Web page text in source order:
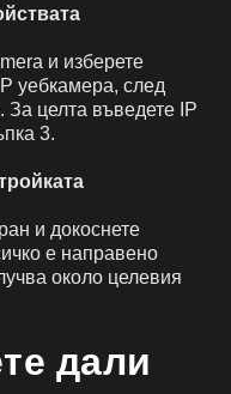
и изберете
уебкамера, след
За целта въведете IP
3.
и докоснете
е направено
около целевия
дали